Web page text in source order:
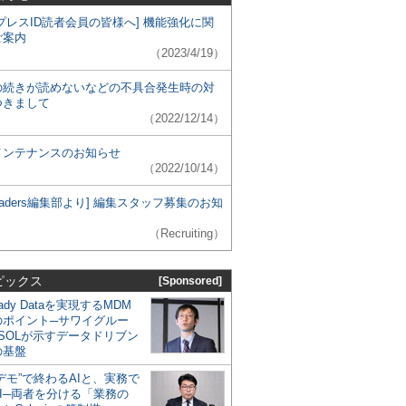
レスID読者会員の皆様へ] 機能強化に関
内
（2023/4/19）
続きが読めないなどの不具合発生時の対
まして
（2022/12/14）
ンテナンスのお知らせ
（2022/10/14）
編集部より] 編集スタッフ募集のお知
（Recruiting）
ックス [Sponsored]
Dataを実現するMDM
ポイント─サワイグルー
が示すデータドリブン
基盤
モ”で終わるAIと、実務で
両者を分ける「業務の